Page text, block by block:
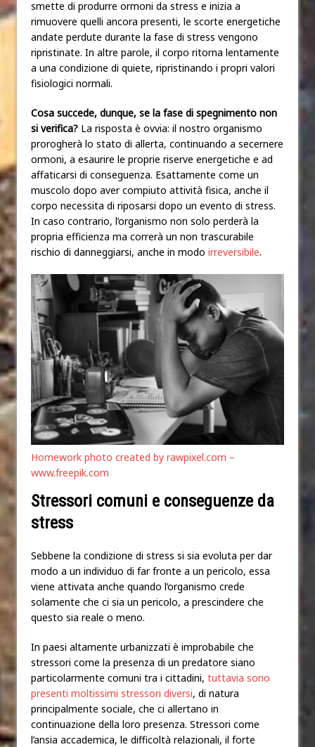
smette di produrre ormoni da stress e inizia a
rimuovere quelli ancora presenti, le scorte energetiche
andate perdute durante la fase di stress vengono
ripristinate. In altre parole, il corpo ritorna lentamente
a una condizione di quiete, ripristinando i propri valori
fisiologici normali.
Cosa succede, dunque, se la fase di spegnimento non
si verifica? La risposta è ovvia: il nostro organismo
prorogherà lo stato di allerta, continuando a secernere
ormoni, a esaurire le proprie riserve energetiche e ad
affaticarsi di conseguenza. Esattamente come un
muscolo dopo aver compiuto attività fisica, anche il
corpo necessita di riposarsi dopo un evento di stress.
In caso contrario, l’organismo non solo perderà la
propria efficienza ma correrà un non trascurabile
rischio di danneggiarsi, anche in modo irreversibile.
Homework photo created by rawpixel.com –
www.freepik.com
Stressori comuni e conseguenze da
stress
Sebbene la condizione di stress si sia evoluta per dar
modo a un individuo di far fronte a un pericolo, essa
viene attivata anche quando l’organismo crede
solamente che ci sia un pericolo, a prescindere che
questo sia reale o meno.
In paesi altamente urbanizzati è improbabile che
stressori come la presenza di un predatore siano
particolarmente comuni tra i cittadini, tuttavia sono
presenti moltissimi stressori diversi, di natura
principalmente sociale, che ci allertano in
continuazione della loro presenza. Stressori come
l’ansia accademica, le difficoltà relazionali, il forte